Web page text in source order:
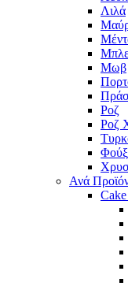
Λιλά
Μωβ
Ροζ
Ροζ
Ανά